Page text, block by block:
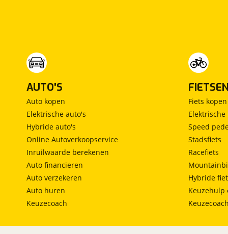
AUTO'S
Auto kopen
Elektrische auto's
Hybride auto's
Online Autoverkoopservice
Inruilwaarde berekenen
Auto financieren
Auto verzekeren
Auto huren
Keuzecoach
FIETSEN
Fiets kopen
Elektrische
Speed
Stadsfiets
Racefiets
Hybride
Keuzehulp
Keuzecoach